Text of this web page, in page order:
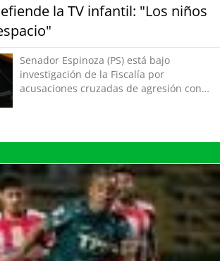
la TV infantil: "Los niños
Senador Espinoza (PS) está bajo
investigación de la Fiscalía por
acusaciones cruzadas de agresión con